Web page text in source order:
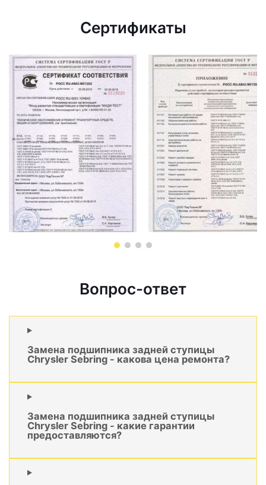
Сертификаты
Вопрос-ответ
Замена подшипника задней ступицы
Chrysler Sebring - какова цена ремонта?
Замена подшипника задней ступицы
Chrysler Sebring - какие гарантии
предоставляются?